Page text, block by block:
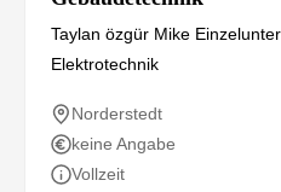
Taylan özgür Mike
Elektrotechnik
Norderstedt
keine Angabe
Vollzeit